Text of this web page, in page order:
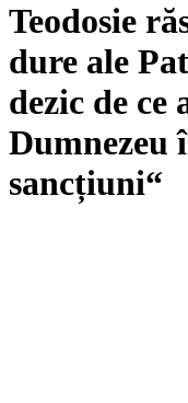
Teodosie
dure ale
dezic de ce
Dumnezeu
sancțiuni“